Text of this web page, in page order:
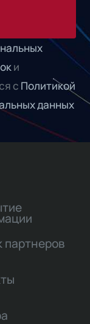
и
с Политикой
данных
партнеров